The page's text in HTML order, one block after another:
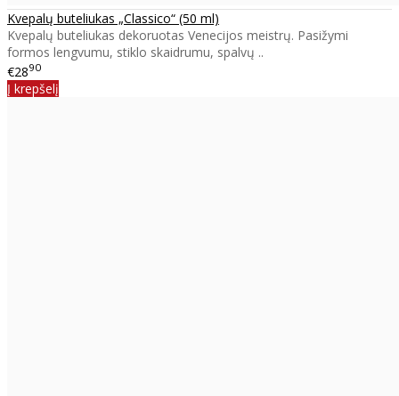
Kvepalų buteliukas „Classico“ (50 ml)
Kvepalų buteliukas dekoruotas Venecijos meistrų. Pasižymi
formos lengvumu, stiklo skaidrumu, spalvų ..
€2890
Į krepšelį